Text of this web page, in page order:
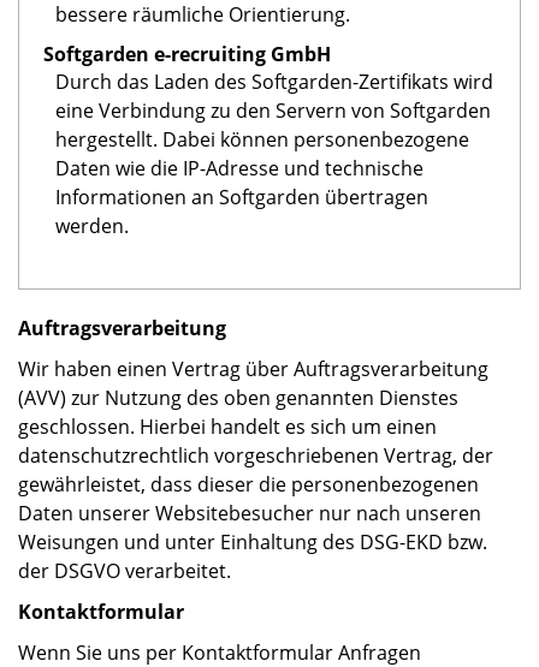
bessere räumliche Orientierung.
Softgarden e-recruiting GmbH
Durch das Laden des Softgarden-Zertifikats wird
eine Verbindung zu den Servern von Softgarden
hergestellt. Dabei können personenbezogene
Daten wie die IP-Adresse und technische
Informationen an Softgarden übertragen
werden.
Auftragsverarbeitung
Wir haben einen Vertrag über Auftragsverarbeitung
(AVV) zur Nutzung des oben genannten Dienstes
geschlossen. Hierbei handelt es sich um einen
datenschutzrechtlich vorgeschriebenen Vertrag, der
gewährleistet, dass dieser die personenbezogenen
Daten unserer Websitebesucher nur nach unseren
Weisungen und unter Einhaltung des DSG-EKD bzw.
der DSGVO verarbeitet.
Kontaktformular
Wenn Sie uns per Kontaktformular Anfragen